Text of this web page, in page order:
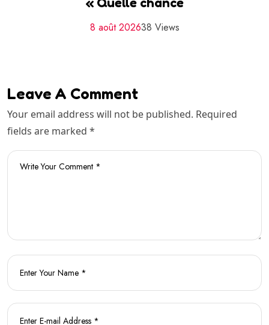
8 août 202638 Views
Leave A Comment
Your email address will not be published. Required
fields are marked *